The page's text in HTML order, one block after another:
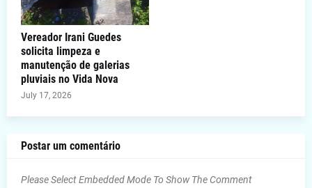
Vereador Irani Guedes
solicita limpeza e
manutenção de galerias
pluviais no Vida Nova
July 17, 2026
Postar um comentário
Please Select Embedded Mode To Show The Comment